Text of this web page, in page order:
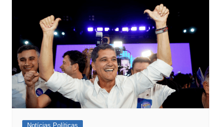
Notícias Políticas